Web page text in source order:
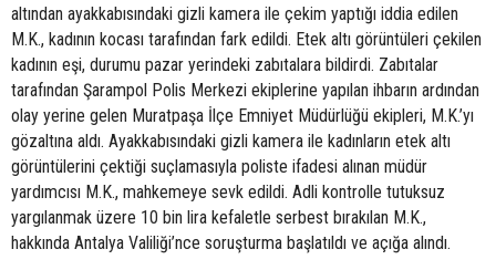
altından ayakkabısındaki gizli kamera ile çekim yaptığı iddia edilen
M.K., kadının kocası tarafından fark edildi. Etek altı görüntüleri çekilen
kadının eşi, durumu pazar yerindeki zabıtalara bildirdi. Zabıtalar
tarafından Şarampol Polis Merkezi ekiplerine yapılan ihbarın ardından
olay yerine gelen Muratpaşa İlçe Emniyet Müdürlüğü ekipleri, M.K.’yı
gözaltına aldı. Ayakkabısındaki gizli kamera ile kadınların etek altı
görüntülerini çektiği suçlamasıyla poliste ifadesi alınan müdür
yardımcısı M.K., mahkemeye sevk edildi. Adli kontrolle tutuksuz
yargılanmak üzere 10 bin lira kefaletle serbest bırakılan M.K.,
hakkında Antalya Valiliği’nce soruşturma başlatıldı ve açığa alındı.